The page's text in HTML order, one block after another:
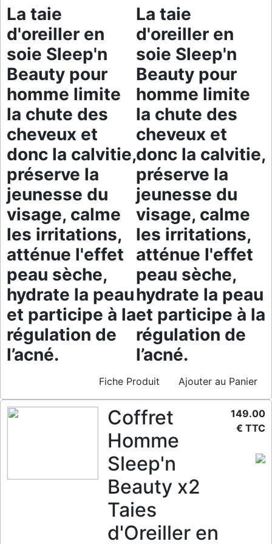
La taie
d'oreiller en
soie Sleep'n
Beauty pour
homme limite
la chute des
cheveux et
donc la calvitie,
préserve la
jeunesse du
visage, calme
les irritations,
atténue l'effet
peau sèche,
hydrate la peau
et participe à la
régulation de
l’acné.
La taie
d'oreiller en
soie Sleep'n
Beauty pour
homme limite
la chute des
cheveux et
donc la calvitie,
préserve la
jeunesse du
visage, calme
les irritations,
atténue l'effet
peau sèche,
hydrate la peau
et participe à la
régulation de
l’acné.
Fiche Produit Ajouter au Panier
Coffret
Homme
Sleep'n
Beauty x2
Taies
d'Oreiller en
149.00
€ TTC